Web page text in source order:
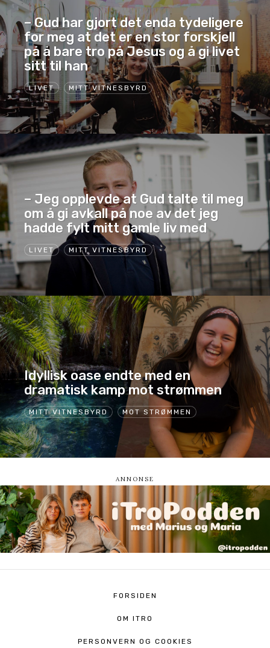
LIVET MITT VITNESBYRD
– Gud har gjort det enda tydeligere
for meg at det er en stor forskjell
på å bare tro på Jesus og å gi livet
sitt til han
LIVET MITT VITNESBYRD
– Jeg opplevde at Gud talte til meg
om å gi avkall på noe av det jeg
hadde fylt mitt gamle liv med
MITT VITNESBYRD MOT STRØMMEN
Idyllisk oase endte med en
dramatisk kamp mot strømmen
FORSIDEN
OM ITRO
PERSONVERN OG COOKIES